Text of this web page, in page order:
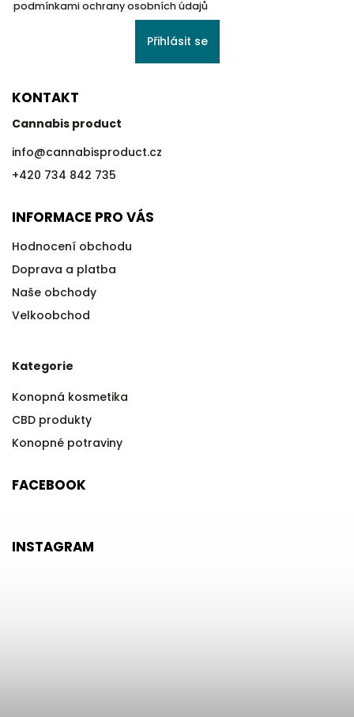
podmínkami ochrany osobních údajů
Přihlásit se
KONTAKT
Cannabis product
info@cannabisproduct.cz
+420 734 842 735
INFORMACE PRO VÁS
Hodnocení obchodu
Doprava a platba
Naše obchody
Velkoobchod
Kategorie
Konopná kosmetika
CBD produkty
Konopné potraviny
FACEBOOK
INSTAGRAM